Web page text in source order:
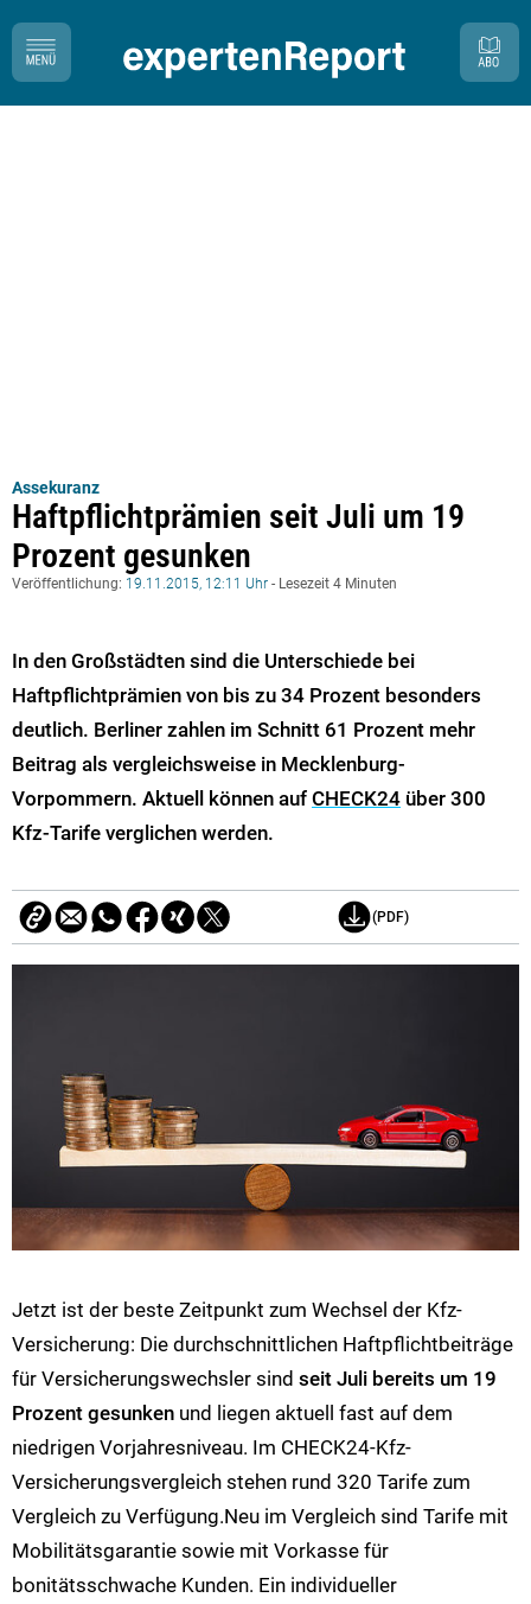
Assekuranz
Haftpflichtprämien seit Juli um 19
Prozent gesunken
Veröffentlichung: 19.11.2015, 12:11 Uhr - Lesezeit 4 Minuten
In den Großstädten sind die Unterschiede bei
Haftpflichtprämien von bis zu 34 Prozent besonders
deutlich. Berliner zahlen im Schnitt 61 Prozent mehr
Beitrag als vergleichsweise in Mecklenburg-
Vorpommern. Aktuell können auf CHECK24 über 300
Kfz-Tarife verglichen werden.
(PDF)
Jetzt ist der beste Zeitpunkt zum Wechsel der Kfz-
Versicherung: Die durchschnittlichen Haftpflichtbeiträge
für Versicherungswechsler sind seit Juli bereits um 19
Prozent gesunken und liegen aktuell fast auf dem
niedrigen Vorjahresniveau. Im CHECK24-Kfz-
Versicherungsvergleich stehen rund 320 Tarife zum
Vergleich zu Verfügung.Neu im Vergleich sind Tarife mit
Mobilitätsgarantie sowie mit Vorkasse für
bonitätsschwache Kunden. Ein individueller